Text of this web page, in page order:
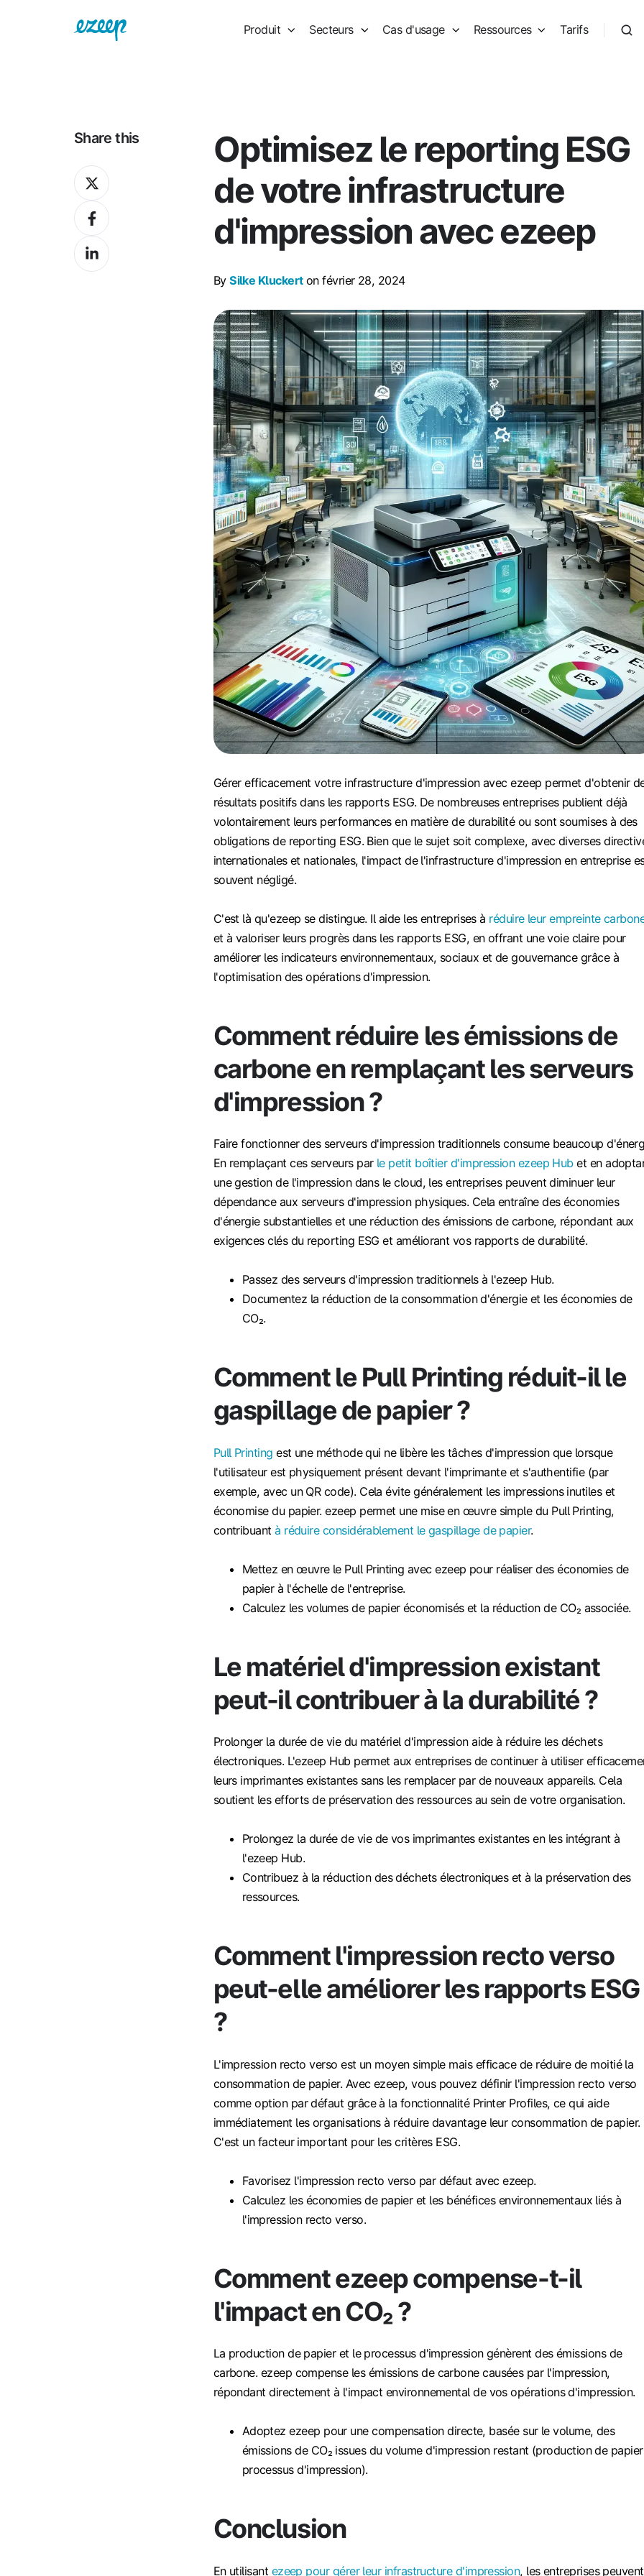
Produit Secteurs Cas d'usage Ressources Tarifs
Optimisez le reporting ESG
de votre infrastructure
d'impression avec ezeep
BySilke Kluckerton février 28, 2024
Gérer efficacement votre infrastructure d'impression avec ezeep permet d'obtenir
résultats positifs dans les rapports ESG. De nombreuses entreprises publient déjà
volontairement leurs performances en matière de durabilité ou sont soumises à des
obligations de reporting ESG. Bien que le sujet soit complexe, avec diverses
internationales et nationales, l'impact de l'infrastructure d'impression en entreprise
souvent négligé.
C'est là qu'ezeep se distingue. Il aide les entreprises à réduire leur empreinte
et à valoriser leurs progrès dans les rapports ESG, en offrant une voie claire pour
améliorer les indicateurs environnementaux, sociaux et de gouvernance grâce à
l'optimisation des opérations d'impression.
Comment réduire les émissions de
carbone en remplaçant les serveurs
d'impression ?
Faire fonctionner des serveurs d'impression traditionnels consume beaucoup
En remplaçant ces serveurs par le petit boîtier d'impression ezeep Hubet en
une gestion de l'impression dans le cloud, les entreprises peuvent diminuer leur
dépendance aux serveurs d'impression physiques. Cela entraîne des économies
d'énergie substantielles et une réduction des émissions de carbone, répondant aux
exigences clés du reporting ESG et améliorant vos rapports de durabilité.
Passez des serveurs d'impression traditionnels à l'ezeep Hub.
Documentez la réduction de la consommation d'énergie et les économies de
CO₂.
Comment le Pull Printing réduit-il le
gaspillage de papier ?
Pull Printing est une méthode qui ne libère les tâches d'impression que lorsque
l'utilisateur est physiquement présent devant l'imprimante et s'authentifie (par
exemple, avec un QR code). Cela évite généralement les impressions inutiles et
économise du papier. ezeep permet une mise en œuvre simple du Pull Printing,
contribuantà réduire considérablement le gaspillage de papier.
Mettez en œuvre le Pull Printing avec ezeep pour réaliser des économies de
papier à l'échelle de l'entreprise.
Calculez les volumes de papier économisés et la réduction de CO₂ associée.
Le matériel d'impression existant
peut-il contribuer à la durabilité ?
Prolonger la durée de vie du matériel d'impression aide à réduire les déchets
électroniques. L'ezeep Hub permet aux entreprises de continuer à utiliser
leurs imprimantes existantes sans les remplacer par de nouveaux appareils. Cela
soutient les efforts de préservation des ressources au sein de votre organisation.
Prolongez la durée de vie de vos imprimantes existantes en les intégrant à
l'ezeep Hub.
Contribuez à la réduction des déchets électroniques et à la préservation des
ressources.
Comment l'impression recto verso
peut-elle améliorer les rapports ESG
?
L'impression recto verso est un moyen simple mais efficace de réduire de moitié la
consommation de papier. Avec ezeep, vous pouvez définir l'impression recto verso
comme option par défaut grâce à la fonctionnalité Printer Profiles, ce qui aide
immédiatement les organisations à réduire davantage leur consommation de papier.
C'est un facteur important pour les critères ESG.
Favorisez l'impression recto verso par défaut avec ezeep.
Calculez les économies de papier et les bénéfices environnementaux liés à
l'impression recto verso.
Comment ezeep compense-t-il
l'impact en CO₂ ?
La production de papier et le processus d'impression génèrent des émissions de
carbone. ezeep compense les émissions de carbone causées par l'impression,
répondant directement à l'impact environnemental de vos opérations d'impression.
Adoptez ezeep pour une compensation directe, basée sur le volume, des
émissions de CO₂ issues du volume d'impression restant (production de
processus d'impression).
Conclusion
En utilisant ezeep pour gérer leur infrastructure d'impression, les entreprises peuvent
Share this
Share
on
XShare
on
Facebook
Share
on